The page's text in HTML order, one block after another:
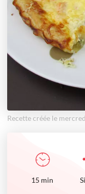
Recette créée le
15 min